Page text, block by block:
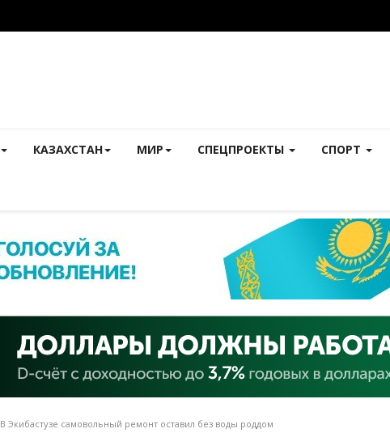
КАЗАХСТАН МИР СПЕЦПРОЕКТЫ СПОРТ
В Экибастузе самовольный ремонт оставил без воды роддом